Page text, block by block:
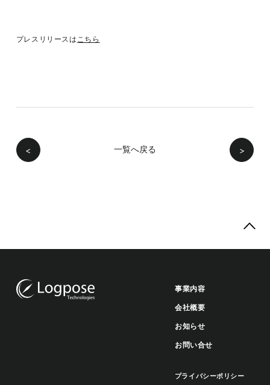
プレスリリースは こちら
< 一覧へ戻る >
事業内容
会社概要
お知らせ
お問い合せ
プライバシーポリシー